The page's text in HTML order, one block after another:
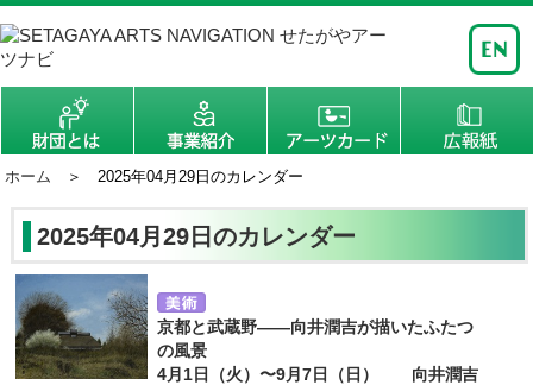
ホーム ＞ 2025年04月29日のカレンダー
2025年04月29日のカレンダー
京都と武蔵野――向井潤吉が描いたふたつ
の風景
4月1日（火）〜9月7日（日） 向井潤吉